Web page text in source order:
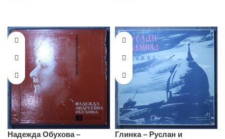
Надежда Обухова –
Глинка – Руслан и